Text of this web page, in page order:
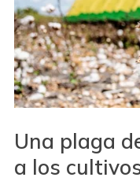
Una plaga
a los